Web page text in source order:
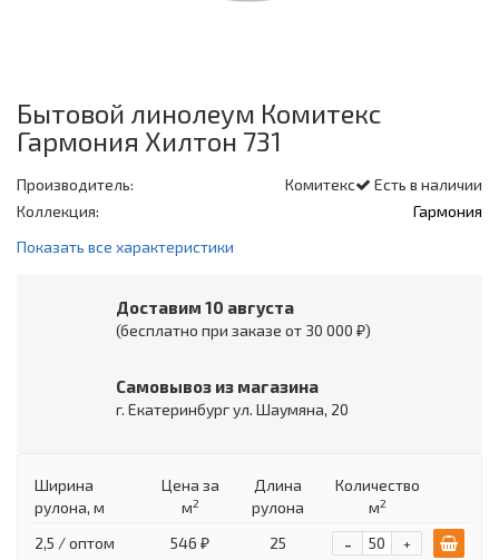
Бытовой линолеум Комитекс
Гармония Хилтон 731
Есть в наличии
Производитель:
Комитекс
Коллекция:
Гармония
Показать все характеристики
Доставим 10 августа
(бесплатно при заказе от 30 000 ₽)
Самовывоз из магазина
г. Екатеринбург ул. Шаумяна, 20
Ширина
рулона, м
Цена за
м2
Длина
рулона
Количество
м2
2,5 / оптом 546 ₽ 25 +
-